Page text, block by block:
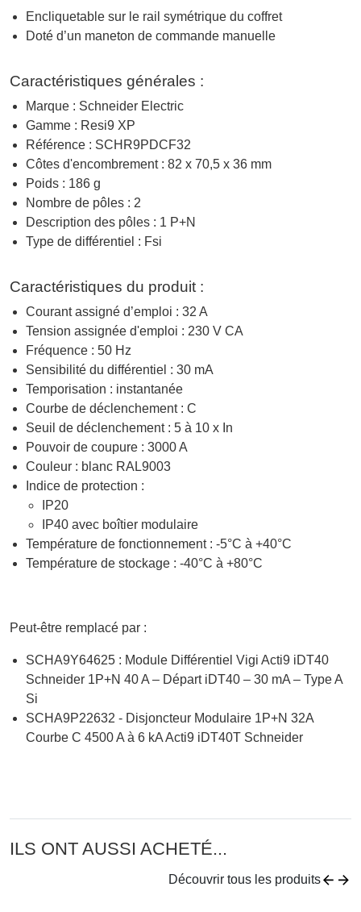
Encliquetable sur le rail symétrique du coffret
Doté d’un maneton de commande manuelle
Caractéristiques générales :
Marque : Schneider Electric
Gamme : Resi9 XP
Référence : SCHR9PDCF32
Côtes d'encombrement : 82 x 70,5 x 36 mm
Poids : 186 g
Nombre de pôles : 2
Description des pôles : 1 P+N
Type de différentiel : Fsi
Caractéristiques du produit :
Courant assigné d’emploi : 32 A
Tension assignée d'emploi : 230 V CA
Fréquence : 50 Hz
Sensibilité du différentiel : 30 mA
Temporisation : instantanée
Courbe de déclenchement : C
Seuil de déclenchement : 5 à 10 x In
Pouvoir de coupure : 3000 A
Couleur : blanc RAL9003
Indice de protection :
IP20
IP40 avec boîtier modulaire
Température de fonctionnement : -5°C à +40°C
Température de stockage : -40°C à +80°C
Peut-être remplacé par :
SCHA9Y64625 : Module Différentiel Vigi Acti9 iDT40
Schneider 1P+N 40 A – Départ iDT40 – 30 mA – Type A
Si
SCHA9P22632 - Disjoncteur Modulaire 1P+N 32A
Courbe C 4500 A à 6 kA Acti9 iDT40T Schneider
ILS ONT AUSSI ACHETÉ...
Découvrir tous les produits